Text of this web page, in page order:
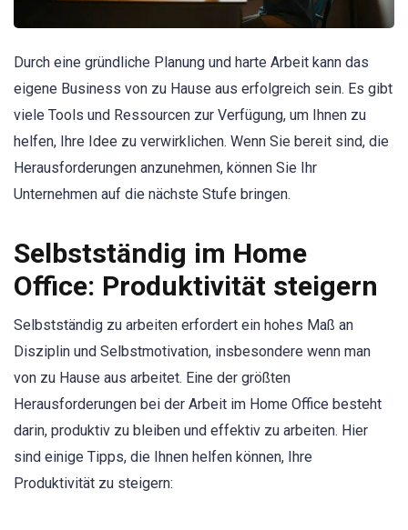
Durch eine gründliche Planung und harte Arbeit kann das
eigene Business von zu Hause aus erfolgreich sein. Es gibt
viele Tools und Ressourcen zur Verfügung, um Ihnen zu
helfen, Ihre Idee zu verwirklichen. Wenn Sie bereit sind, die
Herausforderungen anzunehmen, können Sie Ihr
Unternehmen auf die nächste Stufe bringen.
Selbstständig im Home
Office: Produktivität steigern
Selbstständig zu arbeiten erfordert ein hohes Maß an
Disziplin und Selbstmotivation, insbesondere wenn man
von zu Hause aus arbeitet. Eine der größten
Herausforderungen bei der Arbeit im Home Office besteht
darin, produktiv zu bleiben und effektiv zu arbeiten. Hier
sind einige Tipps, die Ihnen helfen können, Ihre
Produktivität zu steigern: